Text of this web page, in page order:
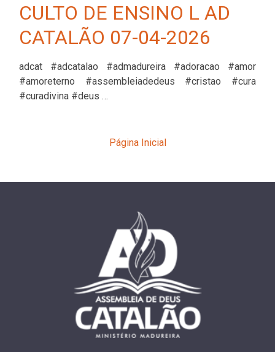
CULTO DE ENSINO L AD
CATALÃO 07-04-2026
adcat #adcatalao #admadureira #adoracao #amor
#amoreterno #assembleiadedeus #cristao #cura
#curadivina #deus …
Página Inicial